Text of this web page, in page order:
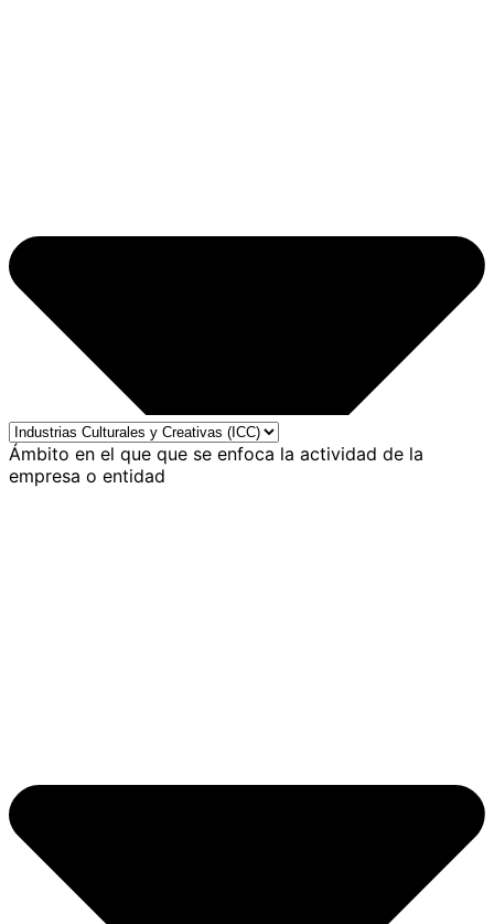
Ámbito en el que que se enfoca la actividad de la
empresa o entidad